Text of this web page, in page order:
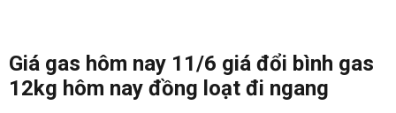
Giá gas hôm nay 11/6 giá đổi bình gas
12kg hôm nay đồng loạt đi ngang